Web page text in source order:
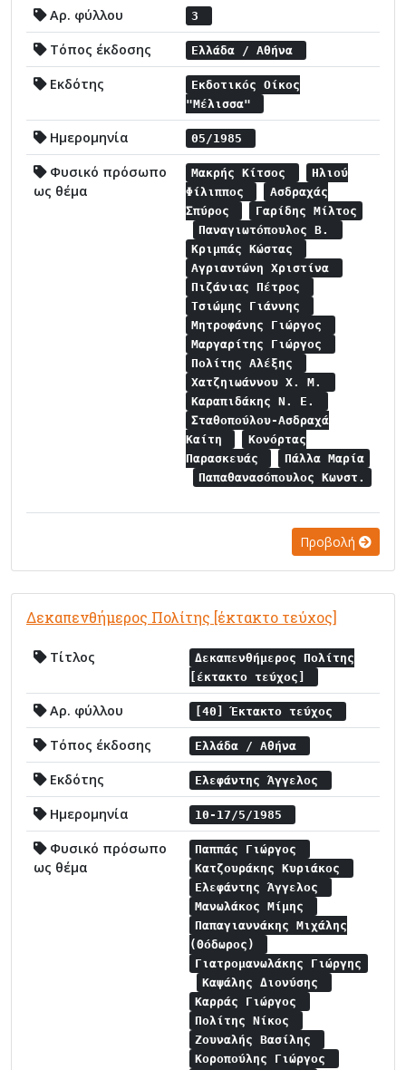
Αρ. φύλλου 3
Τόπος έκδοσης Ελλάδα / Αθήνα
Εκδότης
Εκδοτικός Οίκος
"Μέλισσα"
Ημερομηνία 05/1985
Φυσικό πρόσωπο
ως θέμα
Μακρής Κίτσος
Ηλιού
Φίλιππος
Ασδραχάς
Σπύρος
Γαρίδης Μίλτος
Παναγιωτόπουλος Β.
Κριμπάς Κώστας
Αγριαντώνη Χριστίνα
Πιζάνιας Πέτρος
Τσιώμης Γιάννης
Μητροφάνης Γιώργος
Μαργαρίτης Γιώργος
Πολίτης Αλέξης
Χατζηιωάννου Χ. Μ.
Καραπιδάκης Ν. Ε.
Σταθοπούλου-Ασδραχά
Καίτη
Κονόρτας
Παρασκευάς
Πάλλα Μαρία
Παπαθανασόπουλος Κωνστ.
Προβολή
Δεκαπενθήμερος Πολίτης [έκτακτο τεύχος]
Τίτλος
Δεκαπενθήμερος Πολίτης
[έκτακτο τεύχος]
Αρ. φύλλου [40] Έκτακτο τεύχος
Τόπος έκδοσης Ελλάδα / Αθήνα
Εκδότης Ελεφάντης Άγγελος
Ημερομηνία 10-17/5/1985
Φυσικό πρόσωπο
ως θέμα
Παππάς Γιώργος
Κατζουράκης Κυριάκος
Ελεφάντης Άγγελος
Μανωλάκος Μίμης
Παπαγιαννάκης Μιχάλης
(Θόδωρος)
Γιατρομανωλάκης Γιώργης
Καψάλης Διονύσης
Καρράς Γιώργος
Πολίτης Νίκος
Ζουναλής Βασίλης
Κοροπούλης Γιώργος